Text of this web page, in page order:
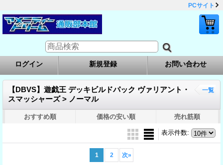
PCサイト
ログイン 新規登録 お問い合わせ
【DBVS】遊戯王 デッキビルドパック ヴァリアント・
スマッシャーズ > ノーマル
一覧
おすすめ順 価格の安い順 売れ筋順
表示件数:
1 2 次»